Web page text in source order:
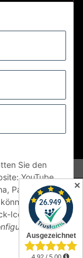
Sie den
YouTube,
PayPal
die
Icon links
und
✕